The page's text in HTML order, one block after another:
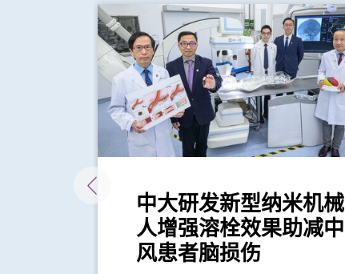
中大研发新型纳米机械
人增强溶栓效果助减中
风患者脑损伤